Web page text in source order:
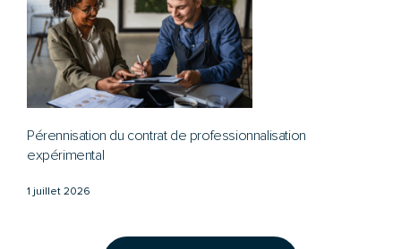
Pérennisation du contrat de professionnalisation
expérimental
1 juillet 2026